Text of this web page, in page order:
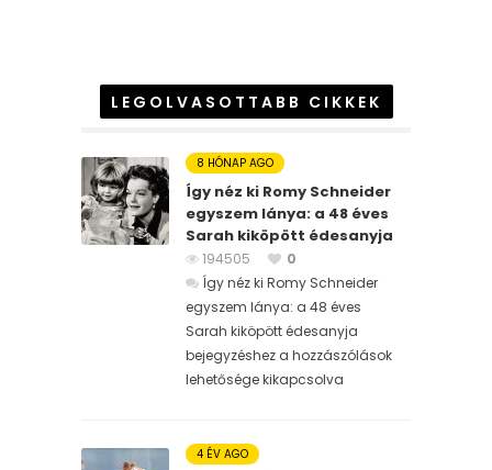
LEGOLVASOTTABB CIKKEK
8 HÓNAP AGO
Így néz ki Romy Schneider
egyszem lánya: a 48 éves
Sarah kiköpött édesanyja
194505
0
Így néz ki Romy Schneider
egyszem lánya: a 48 éves
Sarah kiköpött édesanyja
bejegyzéshez a hozzászólások
lehetősége kikapcsolva
4 ÉV AGO